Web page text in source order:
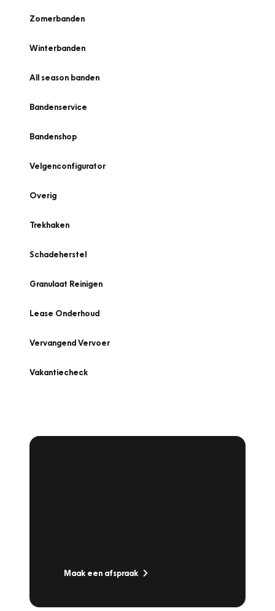
Zomerbanden
Winterbanden
All season banden
Bandenservice
Bandenshop
Velgenconfigurator
Overig
Trekhaken
Schadeherstel
Granulaat Reinigen
Lease Onderhoud
Vervangend Vervoer
Vakantiecheck
Maak een afspraak